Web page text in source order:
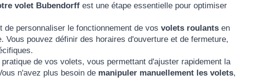
volet Bubendorff est une étape essentielle pour optimiser
de personnaliser le fonctionnement de vos volets roulants en
pouvez définir des horaires d'ouverture et de fermeture,
de vos volets, vous permettant d'ajuster rapidement la
n'avez plus besoin de manipuler manuellement les volets,